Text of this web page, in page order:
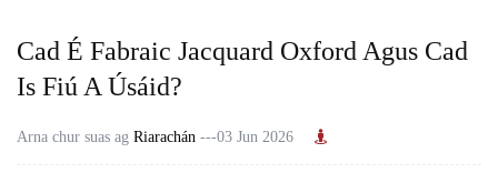
Cad É Fabraic Jacquard Oxford Agus Cad
Is Fiú A Úsáid?
Arna chur suas ag Riarachán ---03 Jun 2026